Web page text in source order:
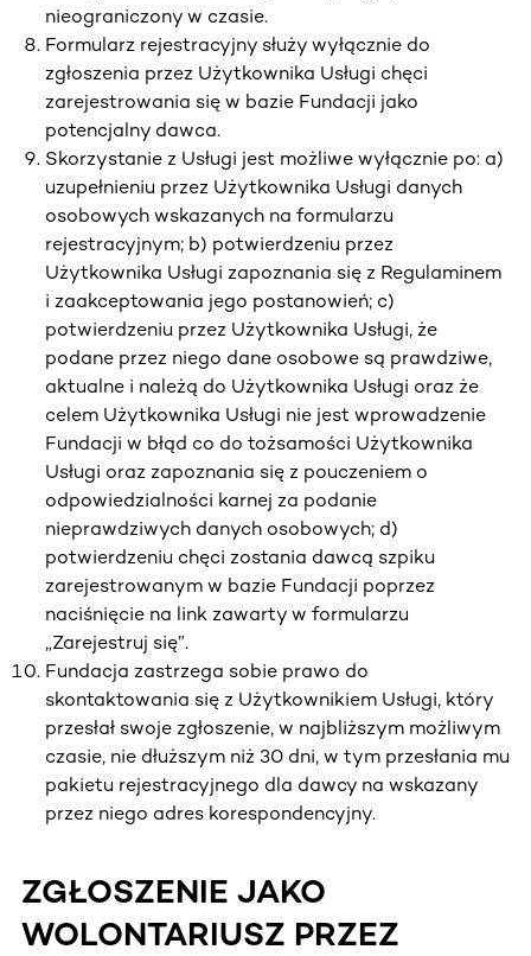
nieograniczony w czasie.
Formularz rejestracyjny służy wyłącznie do
zgłoszenia przez Użytkownika Usługi chęci
zarejestrowania się w bazie Fundacji jako
potencjalny dawca.
Skorzystanie z Usługi jest możliwe wyłącznie po: a)
uzupełnieniu przez Użytkownika Usługi danych
osobowych wskazanych na formularzu
rejestracyjnym; b) potwierdzeniu przez
Użytkownika Usługi zapoznania się z Regulaminem
i zaakceptowania jego postanowień; c)
potwierdzeniu przez Użytkownika Usługi, że
podane przez niego dane osobowe są prawdziwe,
aktualne i należą do Użytkownika Usługi oraz że
celem Użytkownika Usługi nie jest wprowadzenie
Fundacji w błąd co do tożsamości Użytkownika
Usługi oraz zapoznania się z pouczeniem o
odpowiedzialności karnej za podanie
nieprawdziwych danych osobowych; d)
potwierdzeniu chęci zostania dawcą szpiku
zarejestrowanym w bazie Fundacji poprzez
naciśnięcie na link zawarty w formularzu
„Zarejestruj się”.
Fundacja zastrzega sobie prawo do
skontaktowania się z Użytkownikiem Usługi, który
przesłał swoje zgłoszenie, w najbliższym możliwym
czasie, nie dłuższym niż 30 dni, w tym przesłania mu
pakietu rejestracyjnego dla dawcy na wskazany
przez niego adres korespondencyjny.
ZGŁOSZENIE JAKO
WOLONTARIUSZ PRZEZ